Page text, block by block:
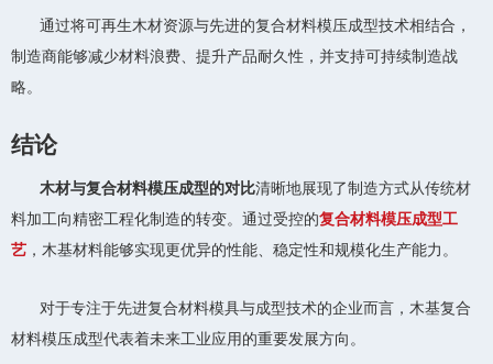
通过将可再生木材资源与先进的复合材料模压成型技术相结合，
制造商能够减少材料浪费、提升产品耐久性，并支持可持续制造战
略。
结论
木材与复合材料模压成型的对比清晰地展现了制造方式从传统材
料加工向精密工程化制造的转变。通过受控的复合材料模压成型工
艺 ，木基材料能够实现更优异的性能、稳定性和规模化生产能力。
对于专注于先进复合材料模具与成型技术的企业而言，木基复合
材料模压成型代表着未来工业应用的重要发展方向。